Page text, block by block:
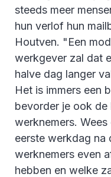
steeds meer
hun verlof hun
Houtven. "Een
werkgever zal dat
halve dag langer
Het is immers een
bevorder je ook
werknemers.
eerste werkdag na
werknemers even
hebben en welke